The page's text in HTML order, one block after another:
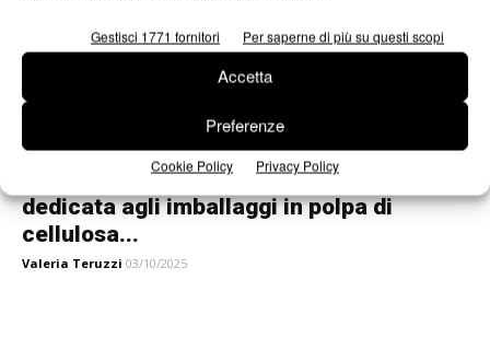
Gestisci 1771 fornitori Per saperne di più su questi scopi
Accetta
Preferenze
Cookie Policy Privacy Policy
Pro-Gest lancia Pro-Tect: divisione
dedicata agli imballaggi in polpa di
cellulosa...
Valeria Teruzzi 03/10/2025